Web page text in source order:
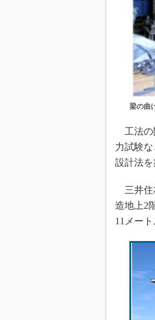
梁の曲
工法の
力試験
設計法を
三井住
造地上2
11メー